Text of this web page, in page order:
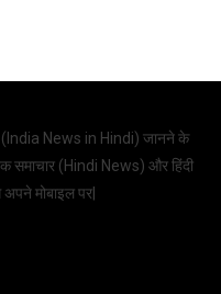
India News in Hindi) जानने के
समाचार (Hindi News) और हिंदी
मोबाइल पर|